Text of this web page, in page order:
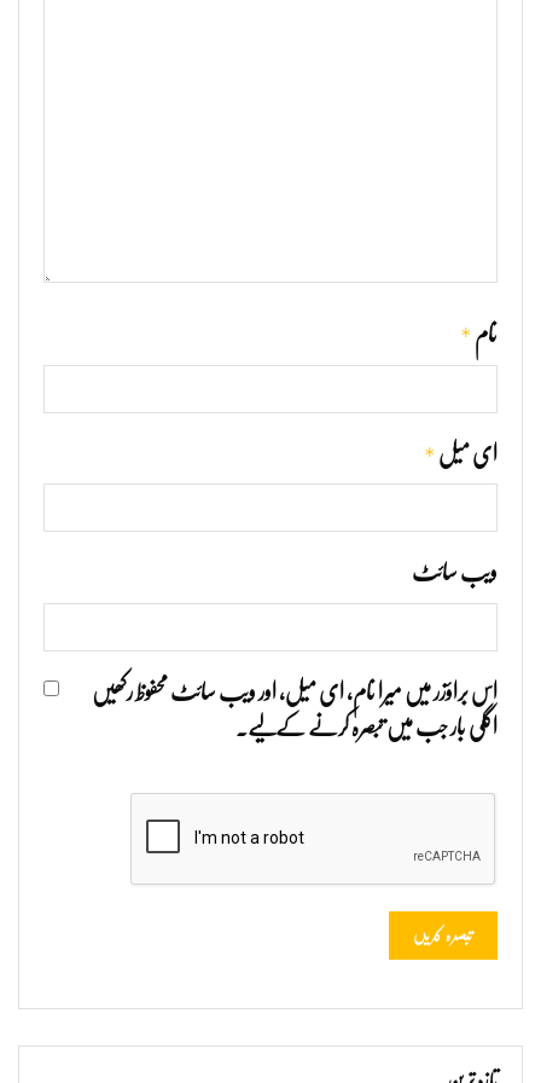
نام *
ای میل *
ویب‌ سائٹ
اس براؤزر میں میرا نام، ای میل، اور ویب سائٹ محفوظ رکھیں
اگلی بار جب میں تبصرہ کرنے کےلیے۔